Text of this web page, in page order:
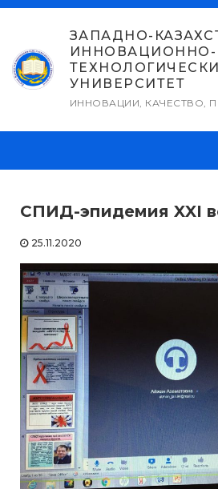
Перейти
содержимому
ЗАПАДНО-
ИННОВАЦИОННО-
УНИВЕРСИТЕТ
ИННОВАЦИИ, КАЧЕСТВО,
СПИД-эпидемия XXI
25.11.2020